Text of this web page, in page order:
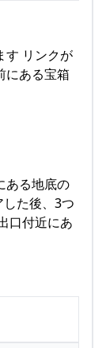
す リンクが
にある宝箱
ある地底の
た後、3つ
口付近にあ